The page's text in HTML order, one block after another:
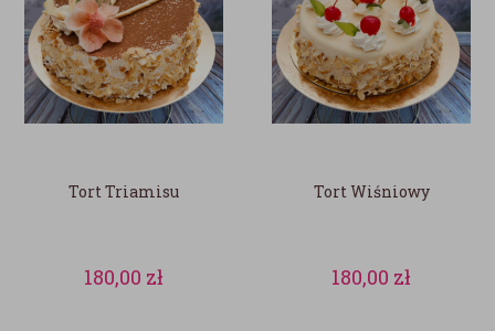
Tort Triamisu
180,00 zł
Tort Wiśniowy
180,00 zł